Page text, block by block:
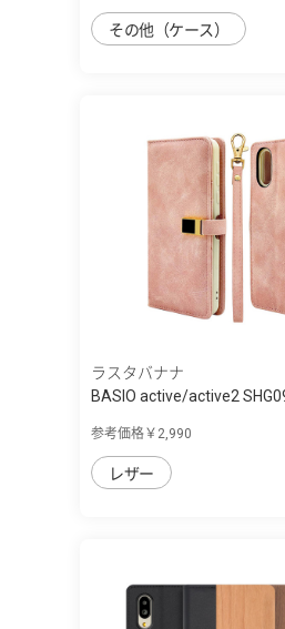
その他（ケース）
ラスタバナナ
BASIO active/active2
参考価格￥2,990
レザー